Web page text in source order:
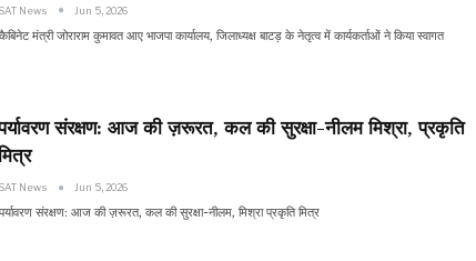
SAT News Jun 5, 2026
कैबिनेट मंत्री जोराराम कुमावत आए भाजपा कार्यालय, जिलाध्यक्ष बाटड़ के नेतृत्व में कार्यकर्ताओं ने किया स्वागत
संरक्षण: आज की ज़रूरत, कल की सुरक्षा-नीलम मिश्रा, प्रकृति
SAT News Jun 5, 2026
पर्यावरण संरक्षण: आज की ज़रूरत, कल की सुरक्षा-नीलम, मिश्रा प्रकृति मित्र